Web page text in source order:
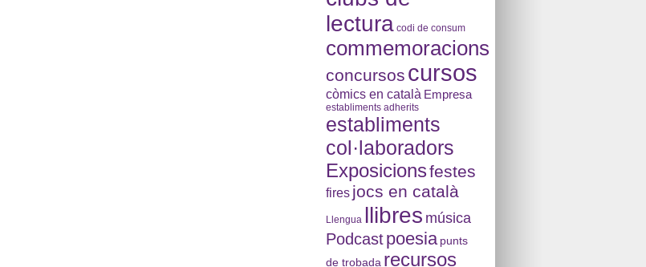
lectura codi de consum
commemoracions
concursos cursos
còmics en català Empresa
establiments adherits
establiments
col·laboradors
Exposicionsfestes
fires jocs en català
Llengua llibres música
Podcast poesia punts
de trobada recursos